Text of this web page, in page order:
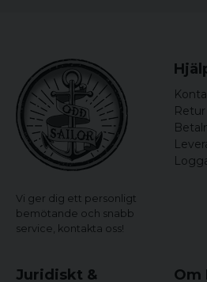
Vi ger dig ett personligt
bemötande och snabb
service, kontakta oss!
Retur
Juridiskt & Om